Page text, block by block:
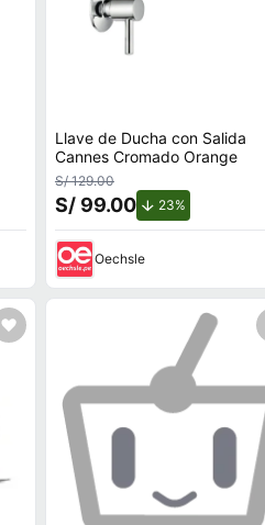
Llave de Ducha con Salida
Cannes Cromado Orange
S/ 129.00
S/ 99.00 23%de descuento.
Oechsle